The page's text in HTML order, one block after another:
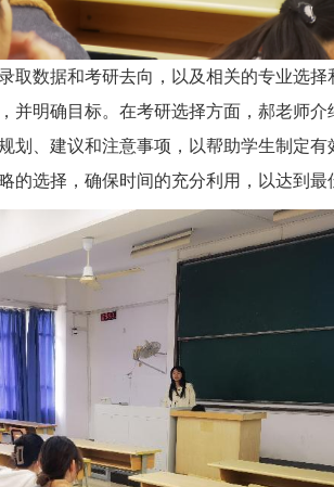
取数据和考研去向，以及相关的专业选
并明确目标。在考研选择方面，郝老师
划、建议和注意事项，以帮助学生制定
选择，确保时间的充分利用，以达到最